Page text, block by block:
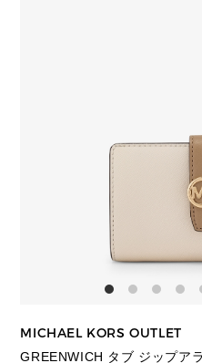
MICHAEL KORS OUTLET
GREENWICH タブ ジップア